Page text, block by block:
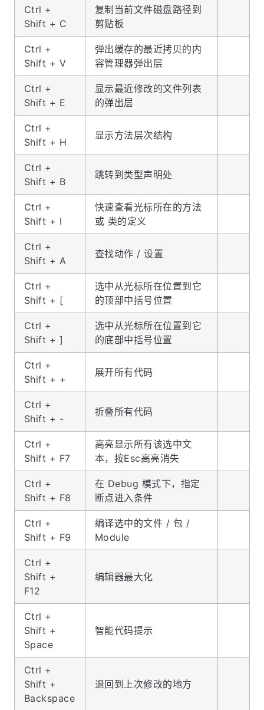
Ctrl +
Shift + C
复制当前文件磁盘路径到
剪贴板
Ctrl +
Shift + V
弹出缓存的最近拷贝的内
容管理器弹出层
Ctrl +
Shift + E
显示最近修改的文件列表
的弹出层
Ctrl +
Shift + H
显示方法层次结构
Ctrl +
Shift + B
跳转到类型声明处
Ctrl +
Shift + I
快速查看光标所在的方法
或 类的定义
Ctrl +
Shift + A
查找动作 / 设置
Ctrl +
Shift + [
选中从光标所在位置到它
的顶部中括号位置
Ctrl +
Shift + ]
选中从光标所在位置到它
的底部中括号位置
Ctrl +
Shift + +
展开所有代码
Ctrl +
Shift + -
折叠所有代码
Ctrl +
Shift + F7
高亮显示所有该选中文
本，按Esc高亮消失
Ctrl +
Shift + F8
在 Debug 模式下，指定
断点进入条件
Ctrl +
Shift + F9
编译选中的文件 / 包 /
Module
Ctrl +
Shift +
F12
编辑器最大化
Ctrl +
Shift +
Space
智能代码提示
Ctrl +
Shift +
Backspace
退回到上次修改的地方